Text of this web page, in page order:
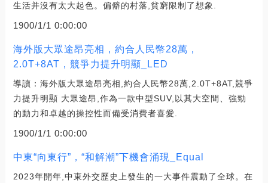
生活并沒有太大起色。偏僻的村落,貧窮限制了想象.
1900/1/1 0:00:00
海外版大眾途昂亮相，約合人民幣28萬，
2.0T+8AT，競爭力提升明顯_LED
導讀：海外版大眾途昂亮相,約合人民幣28萬,2.0T+8AT,競爭
力提升明顯 大眾途昂,作為一款中型SUV,以其大空間、強勁
的動力和卓越的操控性而備受消費者喜愛.
1900/1/1 0:00:00
中東“向東行”，“和解潮”下機會涌現_Equal
2023年開年,中東外交歷史上發生的一大事件震動了全球。在